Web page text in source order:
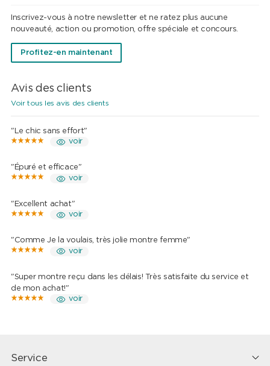
Inscrivez-vous à notre newsletter et ne ratez plus aucune
nouveauté, action ou promotion, offre spéciale et concours.
Profitez-en maintenant
Avis des clients
Voir tous les avis des clients
"Le chic sans effort"
voir
"Épuré et efficace"
voir
"Excellent achat"
voir
"Comme Je la voulais, très jolie montre femme"
voir
"Super montre reçu dans les délais! Très satisfaite du service et
de mon achat!"
voir
Service